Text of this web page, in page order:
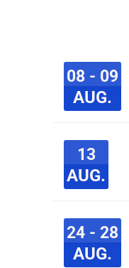
08 - 09
AUG.
13
AUG.
24 - 28
AUG.